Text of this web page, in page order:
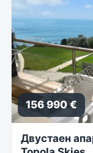
156 990 €
Двустаен